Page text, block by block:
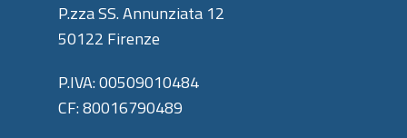
P.zza SS. Annunziata 12
50122 Firenze
P.IVA: 00509010484
CF: 80016790489